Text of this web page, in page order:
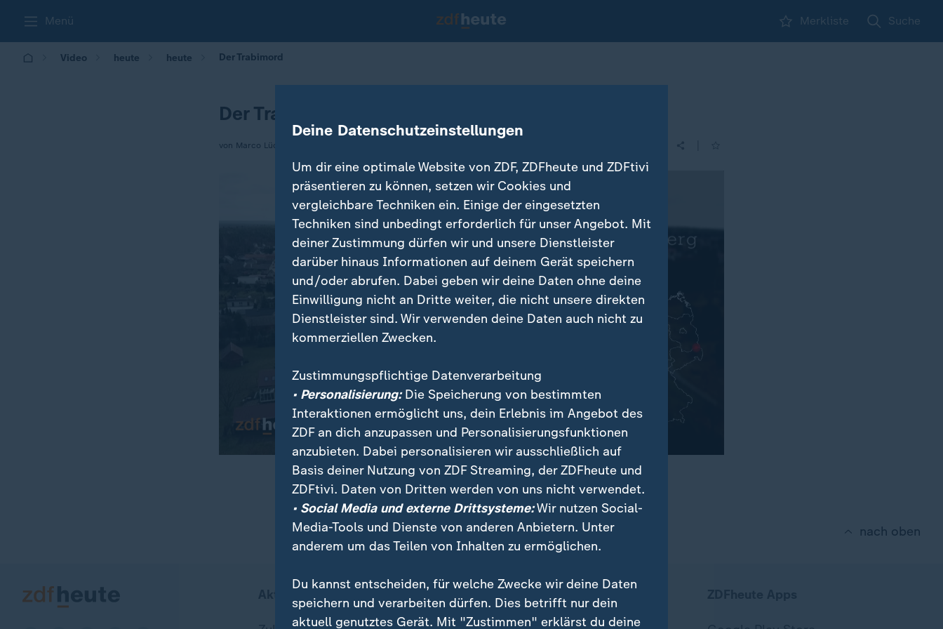
Menü Merkliste Suche
Video heute heute Der Trabimord
Der Trabimord
von Marco Lückenhaus
nach oben
Aktuell bei ZDFheute ZDFheute Update
Deine Datenschutzeinstellungen
Um dir eine optimale Website von ZDF, ZDFheute und ZDFtivi
präsentieren zu können, setzen wir Cookies und
vergleichbare Techniken ein. Einige der eingesetzten
Techniken sind unbedingt erforderlich für unser Angebot. Mit
deiner Zustimmung dürfen wir und unsere Dienstleister
darüber hinaus Informationen auf deinem Gerät speichern
und/oder abrufen. Dabei geben wir deine Daten ohne deine
Einwilligung nicht an Dritte weiter, die nicht unsere direkten
Dienstleister sind. Wir verwenden deine Daten auch nicht zu
kommerziellen Zwecken.
Zustimmungspflichtige Datenverarbeitung
• Personalisierung:Die Speicherung von bestimmten
Interaktionen ermöglicht uns, dein Erlebnis im Angebot des
ZDF an dich anzupassen und Personalisierungsfunktionen
anzubieten. Dabei personalisieren wir ausschließlich auf
Basis deiner Nutzung von ZDF Streaming, der ZDFheute und
ZDFtivi. Daten von Dritten werden von uns nicht verwendet.
• Social Media und externe Drittsysteme:Wir nutzen Social-
Media-Tools und Dienste von anderen Anbietern. Unter
anderem um das Teilen von Inhalten zu ermöglichen.
Du kannst entscheiden, für welche Zwecke wir deine Daten
speichern und verarbeiten dürfen. Dies betrifft nur dein
aktuell genutztes Gerät. Mit "Zustimmen" erklärst du deine